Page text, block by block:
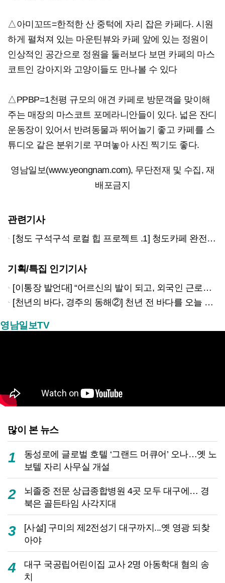
△아미꼬뜨=한적한 산 중턱에 자리 잡은 카페다. 시원
하게 펼쳐져 있는 마운틴뷰와 카페 앞에 있는 정원이
인상적인 공간으로 정원을 둘러보다 보면 카페의 마스
코트인 강아지와 고양이들도 만나볼 수 있다
△PPBP=1천평 규모의 애견 카페로 방문객을 맞이해
주는 매장의 마스코트 포메라니안들이 있다. 넓은 잔디
운동장이 있어서 반려동물과 뛰어놀기 좋고 카페를 스
튜디오 같은 분위기로 꾸며놓아 사진 찍기도 좋다.
영남일보(www.yeongnam.com), 무단전재 및 수집, 재
배포금지
관련기사
[청도 구석구석 로컬 힙 프로젝트 .1] 청도카페 완전 정복기
기획/특집 인기기사
[이통장 발언대] “어르신의 발이 되고, 외국인 근로자의 벗이 되고”…박상철 이장의 ‘사람 농사’
[천년의 바다, 경주의 동해②] 천년 전 바다를 오늘 만나는 방법
영남일보TV
많이 본 뉴스
1
동성로에 글로벌 호텔 ‘그랜드 머큐어’ 오나…옛 노
보텔 자리 사무실 개설
2
뇌졸중 전문 상급종합병원 4곳 모두 대구에… 경
북은 골든타임 사각지대
3
[사설] 구미의 제2전성기 대구까지...옛 영광 되찾
아야
4
대구 국공립어린이집 교사 2명 아동학대 혐의 송
치